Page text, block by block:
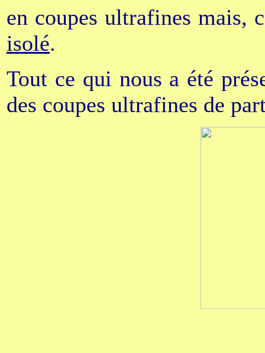
en coupes ultrafines
isolé.
Tout ce qui nous a été
des coupes ultrafines de